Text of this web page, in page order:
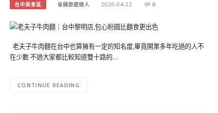
台中美食區 省錢旅遊達人 2020-04-22 0
老夫子牛肉麵在台中也算擁有一定的知名度,畢竟開業多年吃過的人不
在少數 不過大家都比較知道雙十路的…
CONTINUE READING